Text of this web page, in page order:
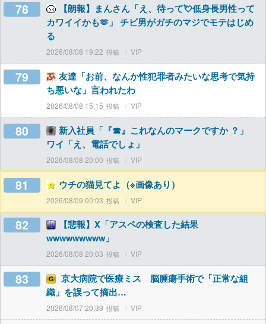
78
【朗報】まんさん「え、待って💘低身長男性って
カワイイかも🫶」 チビ男がガチのマジでモテはじめ
る
2026/08/08 19:22 VIP
79
友達「お前、なんか性犯罪者みたいな思考で気持
ち悪いな」言われたわ
2026/08/08 15:15 VIP
80
新入社員「『☎︎』これなんのマークですか ？」
ワイ「え、電話でしょ」
2026/08/08 20:00 VIP
81 ウチの猫見てよ（※画像あり）
2026/08/09 00:03 VIP
82
【悲報】X「アスペの検査した結果
wwwwwwwww」
2026/08/08 20:03 VIP
83
京大病院で医療ミス 脳腫瘍手術で「正常な組
織」を誤って摘出…
2026/08/07 20:39 VIP